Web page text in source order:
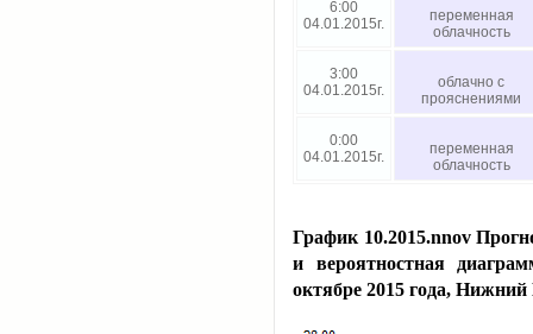
6:00
04.01.2015г.
переменная
облачность
3:00
04.01.2015г.
облачно с
прояснениями
0:00
04.01.2015г.
переменная
облачность
График 10.2015.nnov
и вероятностная
октябре 2015 года, Нижний